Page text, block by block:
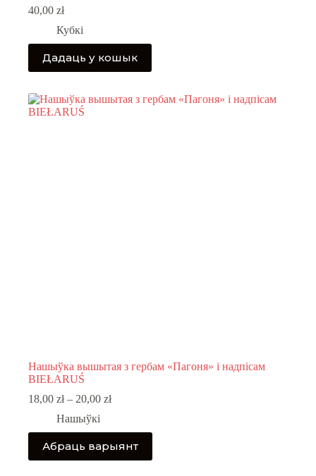
40,00 zł
Кубкі
Дадаць у кошык
Нашыўка вышытая з гербам «Пагоня» і надпісам
BIEŁARUŚ
18,00 zł – 20,00 złPrice
through
20,00 zł
Нашыўкі
Абраць варыянт
This
product
has